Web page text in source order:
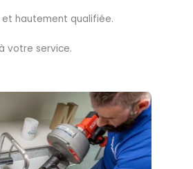
et hautement qualifiée.
votre service.